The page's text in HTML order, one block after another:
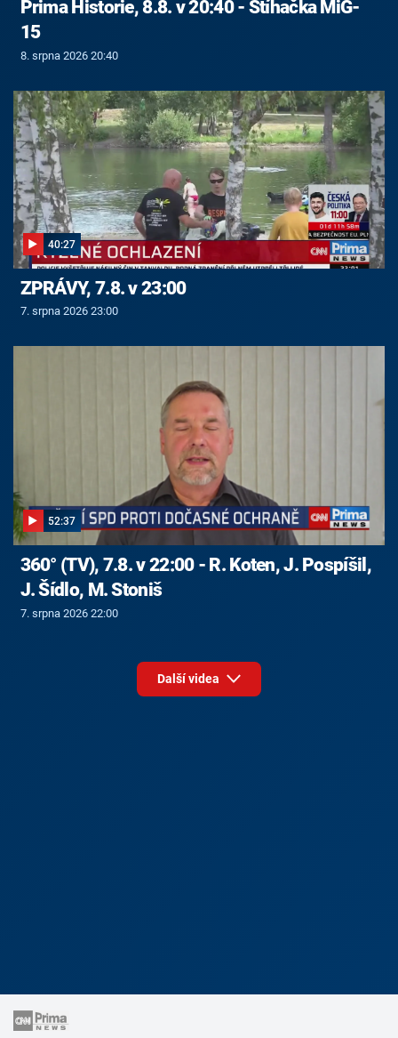
Prima Historie, 8.8. v 20:40 - Stíhačka MiG-
15
8. srpna 2026 20:40
40:27
ZPRÁVY, 7.8. v 23:00
7. srpna 2026 23:00
52:37
360° (TV), 7.8. v 22:00 - R. Koten, J. Pospíšil,
J. Šídlo, M. Stoniš
7. srpna 2026 22:00
Další videa